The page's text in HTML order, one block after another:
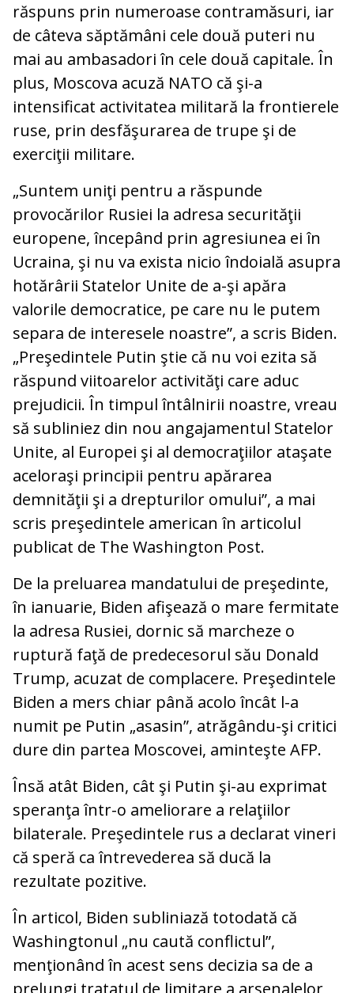
răspuns prin numeroase contramăsuri, iar
de câteva săptămâni cele două puteri nu
mai au ambasadori în cele două capitale. În
plus, Moscova acuză NATO că şi-a
intensificat activitatea militară la frontierele
ruse, prin desfăşurarea de trupe şi de
exerciţii militare.
„Suntem uniţi pentru a răspunde
provocărilor Rusiei la adresa securităţii
europene, începând prin agresiunea ei în
Ucraina, şi nu va exista nicio îndoială asupra
hotărârii Statelor Unite de a-şi apăra
valorile democratice, pe care nu le putem
separa de interesele noastre”, a scris Biden.
„Preşedintele Putin ştie că nu voi ezita să
răspund viitoarelor activităţi care aduc
prejudicii. În timpul întâlnirii noastre, vreau
să subliniez din nou angajamentul Statelor
Unite, al Europei şi al democraţiilor ataşate
aceloraşi principii pentru apărarea
demnităţii şi a drepturilor omului”, a mai
scris preşedintele american în articolul
publicat de The Washington Post.
De la preluarea mandatului de preşedinte,
în ianuarie, Biden afişează o mare fermitate
la adresa Rusiei, dornic să marcheze o
ruptură faţă de predecesorul său Donald
Trump, acuzat de complacere. Preşedintele
Biden a mers chiar până acolo încât l-a
numit pe Putin „asasin”, atrăgându-şi critici
dure din partea Moscovei, aminteşte AFP.
Însă atât Biden, cât şi Putin şi-au exprimat
speranţa într-o ameliorare a relaţiilor
bilaterale. Preşedintele rus a declarat vineri
că speră ca întrevederea să ducă la
rezultate pozitive.
În articol, Biden subliniază totodată că
Washingtonul „nu caută conflictul”,
menţionând în acest sens decizia sa de a